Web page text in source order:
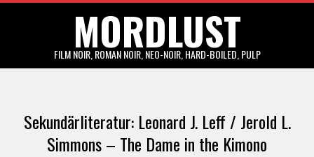
MORDLUST
FILM NOIR, ROMAN NOIR, NEO-NOIR, HARD-BOILED, PULP
MenuSekundärliteratur: Leonard J. Leff / Jerold L.
Simmons – The Dame in the Kimono